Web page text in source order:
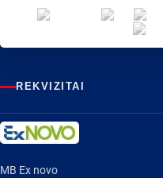
REKVIZITAI
MB Ex novo